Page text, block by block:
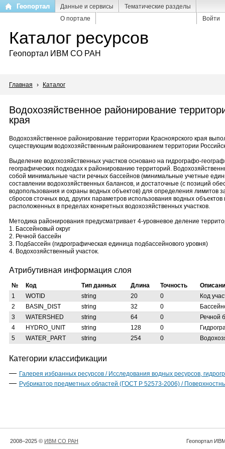
Перейти
содержанию
Геопортал Данные и сервисы
Тематические разделы
О портале
Войти
Каталог ресурсов
Геопортал ИВМ СО РАН
Главная › Каталог
Водохозяйственное районирование
края
Водохозяйственное районирование территории Красноярского края
существующим водохозяйственным районированием территории
Выделение водохозяйственных участков основано на гидрографо-
географических подходах к районированию территорий.
собой минимальные части речных бассейнов (минимальные учетные
составлении водохозяйственных балансов, и достаточные (с позиций
водопользования и охраны водных объектов) для определения лимитов
сбросов сточных вод, других параметров использования водных объектов
расположенных в пределах конкретных водохозяйственных участков.
Методика районирования предусматривает 4-уровневое деление
1. Бассейновый округ
2. Речной бассейн
3. Подбассейн (гидрографическая единица подбассейнового уровня)
4. Водохозяйственный участок.
Атрибутивная информация слоя
№ Код Тип данных Длина Точность
1
WOTID string 20 0
Код
2
BASIN_DIST string 32 0
3
WATERSHED string 64 0
Речной
4
HYDRO_UNIT string 128 0
5
WATER_PART string 254 0
Категории классификации
Галерея избранных ресурсов / Исследования водных ресурсов,
Рубрикатор предметных областей (ГОСТ Р 52573-2006) /
2008–2025 © ИВМ СО РАН Геопортал